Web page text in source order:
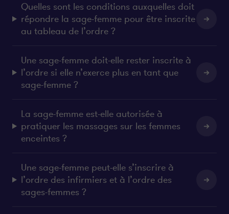
Quelles sont les conditions auxquelles doit
répondre la sage-femme pour être inscrite
au tableau de l’ordre ?
Une sage-femme doit-elle rester inscrite à
l’ordre si elle n’exerce plus en tant que
sage-femme ?
La sage-femme est-elle autorisée à
pratiquer les massages sur les femmes
enceintes ?
Une sage-femme peut-elle s’inscrire à
l’ordre des infirmiers et à l’ordre des
sages-femmes ?